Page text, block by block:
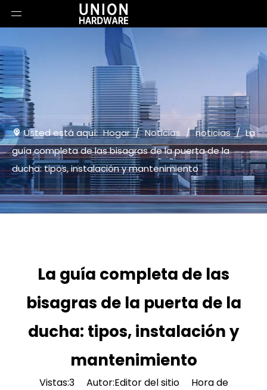
Usted está aquí: Hogar / Noticias / noticias / La
guía completa de las bisagras de la puerta de la
ducha: tipos, instalación y mantenimiento
La guía completa de las
bisagras de la puerta de la
ducha: tipos, instalación y
mantenimiento
Vistas:3Autor:Editor del sitio Hora de